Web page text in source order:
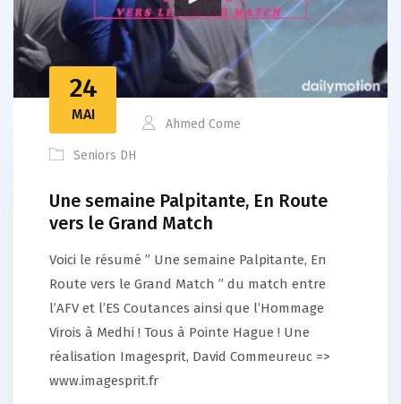
24
MAI
Ahmed Come
Seniors DH
Une semaine Palpitante, En Route
vers le Grand Match
Voici le résumé ” Une semaine Palpitante, En
Route vers le Grand Match ” du match entre
l’AFV et l’ES Coutances ainsi que l’Hommage
Virois à Medhi ! Tous à Pointe Hague ! Une
réalisation Imagesprit, David Commeureuc =>
www.imagesprit.fr